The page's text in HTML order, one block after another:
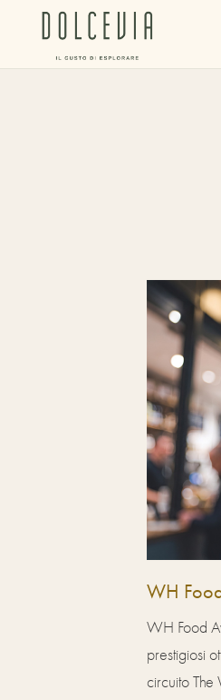
WH
WH Food
prestigiosi
circuito